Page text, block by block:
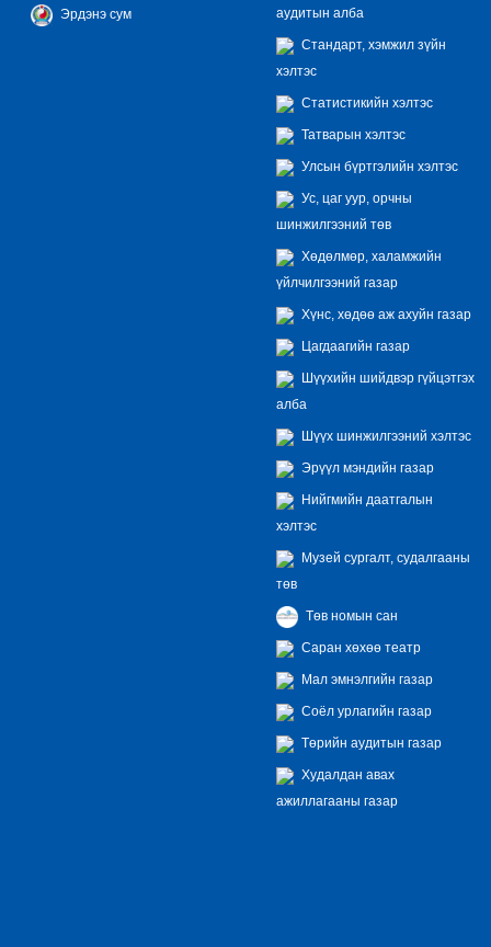
Эрдэнэ сум
аудитын алба
Стандарт, хэмжил зүйн
хэлтэс
Статистикийн хэлтэс
Татварын хэлтэс
Улсын бүртгэлийн хэлтэс
Ус, цаг уур, орчны
шинжилгээний төв
Хөдөлмөр, халамжийн
үйлчилгээний газар
Хүнс, хөдөө аж ахуйн газар
Цагдаагийн газар
Шүүхийн шийдвэр гүйцэтгэх
алба
Шүүх шинжилгээний хэлтэс
Эрүүл мэндийн газар
Нийгмийн даатгалын
хэлтэс
Музей сургалт, судалгааны
төв
Төв номын сан
Саран хөхөө театр
Мал эмнэлгийн газар
Соёл урлагийн газар
Төрийн аудитын газар
Худалдан авах
ажиллагааны газар